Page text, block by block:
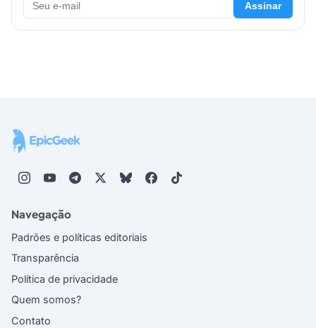
Assinar
Navegação
Padrões e políticas editoriais
Transparência
Política de privacidade
Quem somos?
Contato